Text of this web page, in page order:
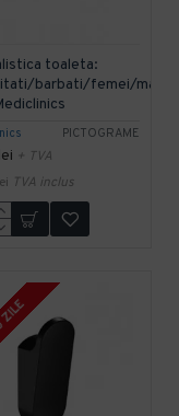
PICTOGRAME
toaleta:
barbati/femei/
+ TVA
TVA inclus